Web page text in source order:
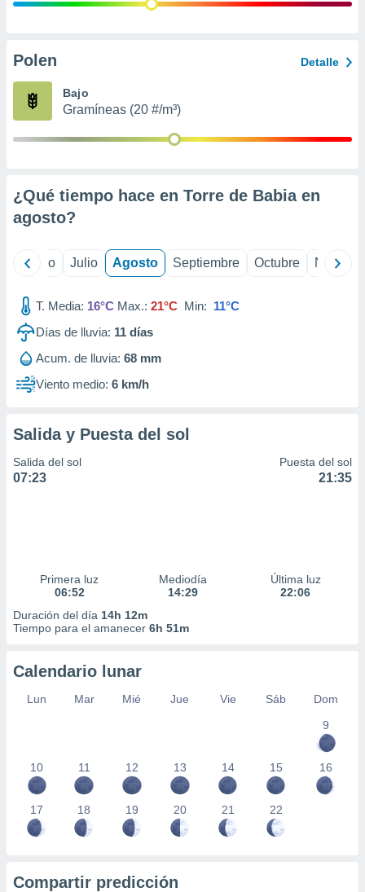
e
publicidad
Polen Detalle
Bajo
Gramíneas (20 #/m³)
¿Qué tiempo hace en Torre de Babia en
agosto?
Junio Julio Agosto Septiembre Octubre
T. Media: 16°C Max.: 21°C Min: 11°C
Días de lluvia: 11 días
Acum. de lluvia: 68 mm
Viento medio: 6 km/h
Salida y Puesta del sol
Salida del sol
07:23
Puesta del sol
21:35
Primera luz
06:52
Mediodía
14:29
Última luz
22:06
Duración del día 14h 12m
Tiempo para el amanecer 6h 51m
Calendario lunar
Lun Mar Mié Jue Vie Sáb
Dom
9
10 11 12 13 14 15 16
17 18 19 20 21 22
Compartir predicción